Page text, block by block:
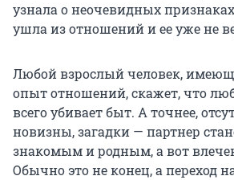
узнала о неочевидных
ушла из отношений и ее уже не
Любой взрослый человек,
опыт отношений, скажет, что
всего убивает быт. А точнее,
новизны, загадки — партнер
знакомым и родным, а вот
Обычно это не конец, а переход